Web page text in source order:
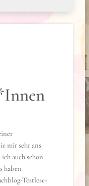
mir sehr ans
auch schon
haben
Testlese-